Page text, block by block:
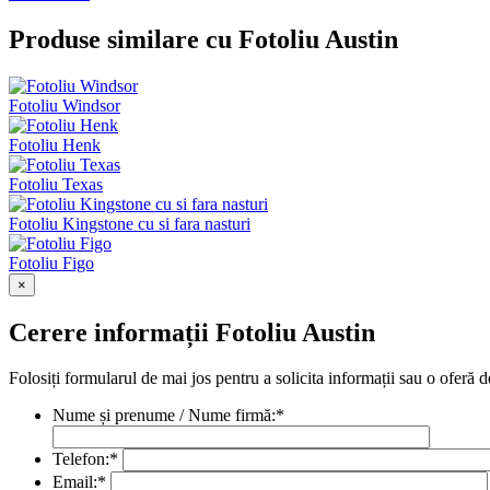
Produse similare cu Fotoliu Austin
Fotoliu Windsor
Fotoliu Henk
Fotoliu Texas
Fotoliu Kingstone cu si fara nasturi
Fotoliu Figo
×
Cerere informații Fotoliu Austin
Folosiți formularul de mai jos pentru a solicita informații sau o oferă
Nume și prenume / Nume firmă:*
Telefon:*
Email:*